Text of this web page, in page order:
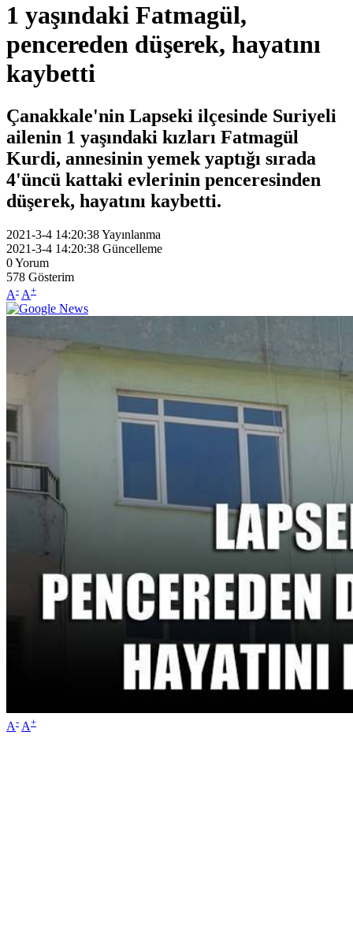
1 yaşındaki Fatmagül,
pencereden düşerek, hayatını
kaybetti
Çanakkale'nin Lapseki ilçesinde Suriyeli
ailenin 1 yaşındaki kızları Fatmagül
Kurdi, annesinin yemek yaptığı sırada
4'üncü kattaki evlerinin penceresinden
düşerek, hayatını kaybetti.
2021-3-4 14:20:38Yayınlanma
2021-3-4 14:20:38 Güncelleme
0Yorum
578 Gösterim
A- A+
A- A+